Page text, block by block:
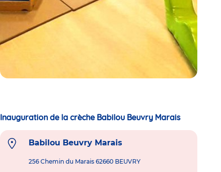
Inauguration de la crèche Babilou Beuvry Marais
Babilou Beuvry Marais
256 Chemin du Marais 62660 BEUVRY